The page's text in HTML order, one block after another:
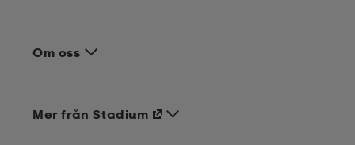
Om oss
Mer från Stadium